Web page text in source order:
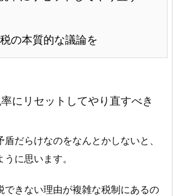
の本質的な議論を
にリセットしてやり直すべき
だらけなのをなんとかしないと、
に思います。
できない理由が複雑な税制にあるの